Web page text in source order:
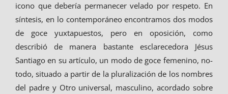
icono que debería permanecer velado por respeto. En
síntesis, en lo contemporáneo encontramos dos modos
de goce yuxtapuestos, pero en oposición, como
describió de manera bastante esclarecedora Jésus
Santiago en su artículo, un modo de goce femenino, no-
todo, situado a partir de la pluralización de los nombres
del padre y Otro universal, masculino, acordado sobre